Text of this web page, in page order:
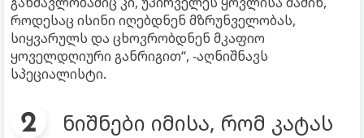
როდესაც ისინი იღებდნენ მზრუნველობას,
სიყვარულს და ცხოვრობდნენ მკაფიო
ყოველდღიური განრიგით“, -აღნიშნავს
სპეციალისტი.
ნიშნები იმისა, რომ კატას